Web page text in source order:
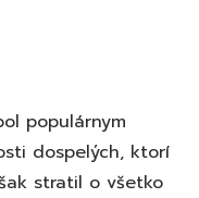
populárnym
dospelých, ktorí
stratil o všetko